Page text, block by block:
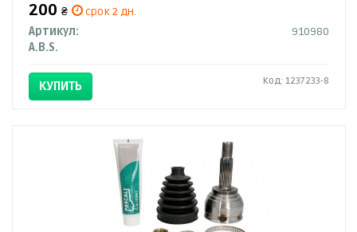
200 ₴
срок 2 дн.
Артикул:
910980
A.B.S.
КУПИТЬ Код: 1237233-8